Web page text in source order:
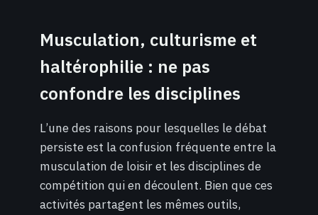
Musculation, culturisme et
haltérophilie : ne pas
confondre les disciplines
L’une des raisons pour lesquelles le débat
persiste est la confusion fréquente entre la
musculation de loisir et les disciplines de
compétition qui en découlent. Bien que ces
activités partagent les mêmes outils,